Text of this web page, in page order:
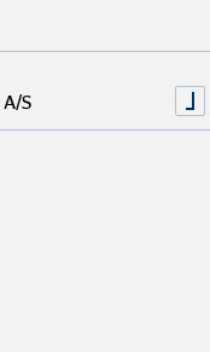
Werde
und helfe anderen,
S